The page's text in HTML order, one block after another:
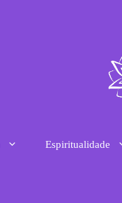
Espiritualidade